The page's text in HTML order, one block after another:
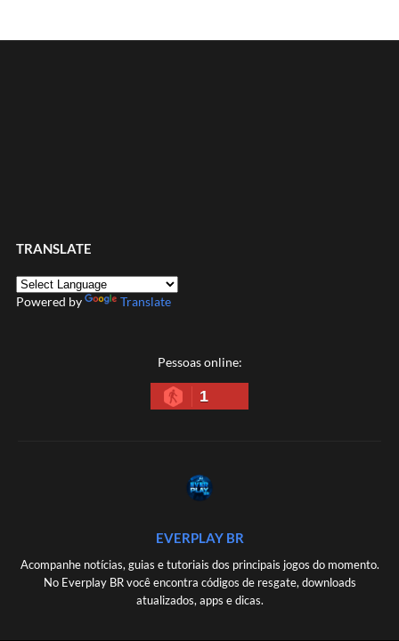
TRANSLATE
Powered by Translate
Pessoas online:
1
EVERPLAY BR
Acompanhe notícias, guias e tutoriais dos principais jogos do momento.
No Everplay BR você encontra códigos de resgate, downloads
atualizados, apps e dicas.